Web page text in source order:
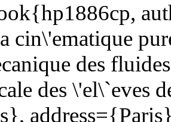
cin\'ematique
des
des \'el\`eves